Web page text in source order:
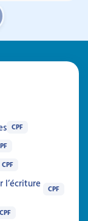
CPF
CPF
l’écriture
CPF
CPF